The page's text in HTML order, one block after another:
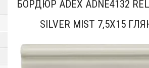
БОРДЮР ADEX ADNE4132
SILVER MIST 7,5X15